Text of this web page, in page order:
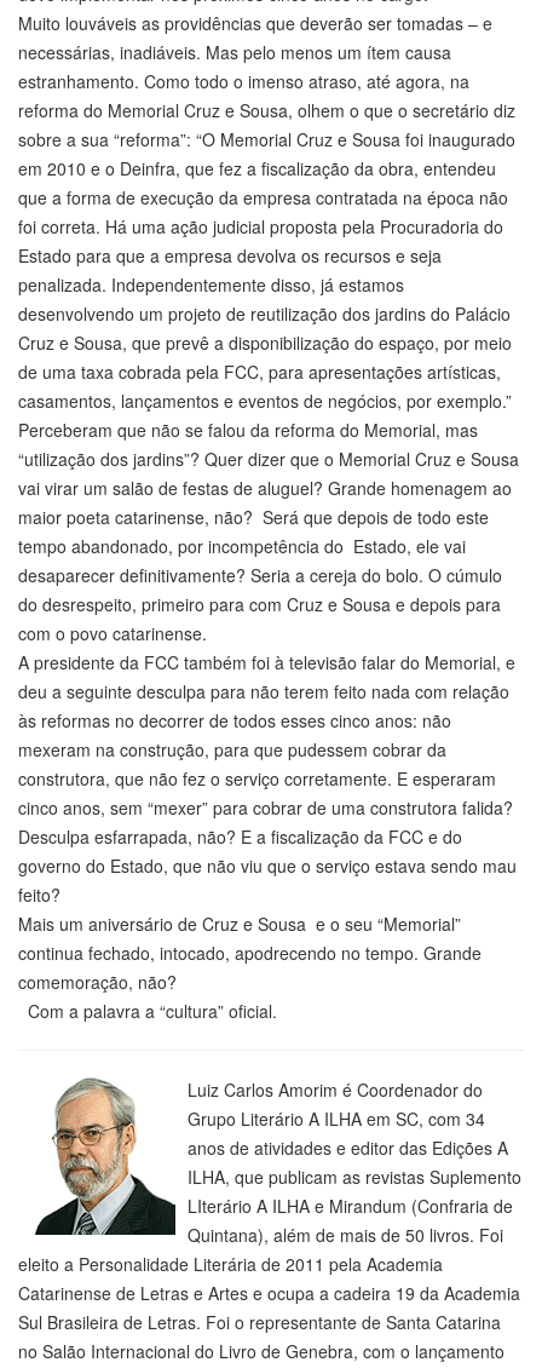
Muito louváveis as providências que deverão ser tomadas – e
necessárias, inadiáveis. Mas pelo menos um ítem causa
estranhamento. Como todo o imenso atraso, até agora, na
reforma do Memorial Cruz e Sousa, olhem o que o secretário diz
sobre a sua “reforma”: “O Memorial Cruz e Sousa foi inaugurado
em 2010 e o Deinfra, que fez a fiscalização da obra, entendeu
que a forma de execução da empresa contratada na época não
foi correta. Há uma ação judicial proposta pela Procuradoria do
Estado para que a empresa devolva os recursos e seja
penalizada. Independentemente disso, já estamos
desenvolvendo um projeto de reutilização dos jardins do Palácio
Cruz e Sousa, que prevê a disponibilização do espaço, por meio
de uma taxa cobrada pela FCC, para apresentações artísticas,
casamentos, lançamentos e eventos de negócios, por exemplo.”
Perceberam que não se falou da reforma do Memorial, mas
“utilização dos jardins”? Quer dizer que o Memorial Cruz e Sousa
vai virar um salão de festas de aluguel? Grande homenagem ao
maior poeta catarinense, não? Será que depois de todo este
tempo abandonado, por incompetência do Estado, ele vai
desaparecer definitivamente? Seria a cereja do bolo. O cúmulo
do desrespeito, primeiro para com Cruz e Sousa e depois para
com o povo catarinense.
A presidente da FCC também foi à televisão falar do Memorial, e
deu a seguinte desculpa para não terem feito nada com relação
às reformas no decorrer de todos esses cinco anos: não
mexeram na construção, para que pudessem cobrar da
construtora, que não fez o serviço corretamente. E esperaram
cinco anos, sem “mexer” para cobrar de uma construtora falida?
Desculpa esfarrapada, não? E a fiscalização da FCC e do
governo do Estado, que não viu que o serviço estava sendo mau
feito?
Mais um aniversário de Cruz e Sousa e o seu “Memorial”
continua fechado, intocado, apodrecendo no tempo. Grande
comemoração, não?
Com a palavra a “cultura” oficial.
Luiz Carlos Amorim é Coordenador do
Grupo Literário A ILHA em SC, com 34
anos de atividades e editor das Edições A
ILHA, que publicam as revistas Suplemento
LIterário A ILHA e Mirandum (Confraria de
Quintana), além de mais de 50 livros. Foi
eleito a Personalidade Literária de 2011 pela Academia
Catarinense de Letras e Artes e ocupa a cadeira 19 da Academia
Sul Brasileira de Letras. Foi o representante de Santa Catarina
no Salão Internacional do Livro de Genebra, com o lançamento